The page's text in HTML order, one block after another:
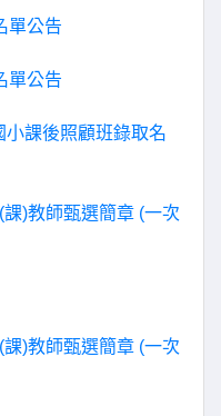
單公告
單公告
課後照顧班錄取名
)教師甄選簡章 (一次
)教師甄選簡章 (一次